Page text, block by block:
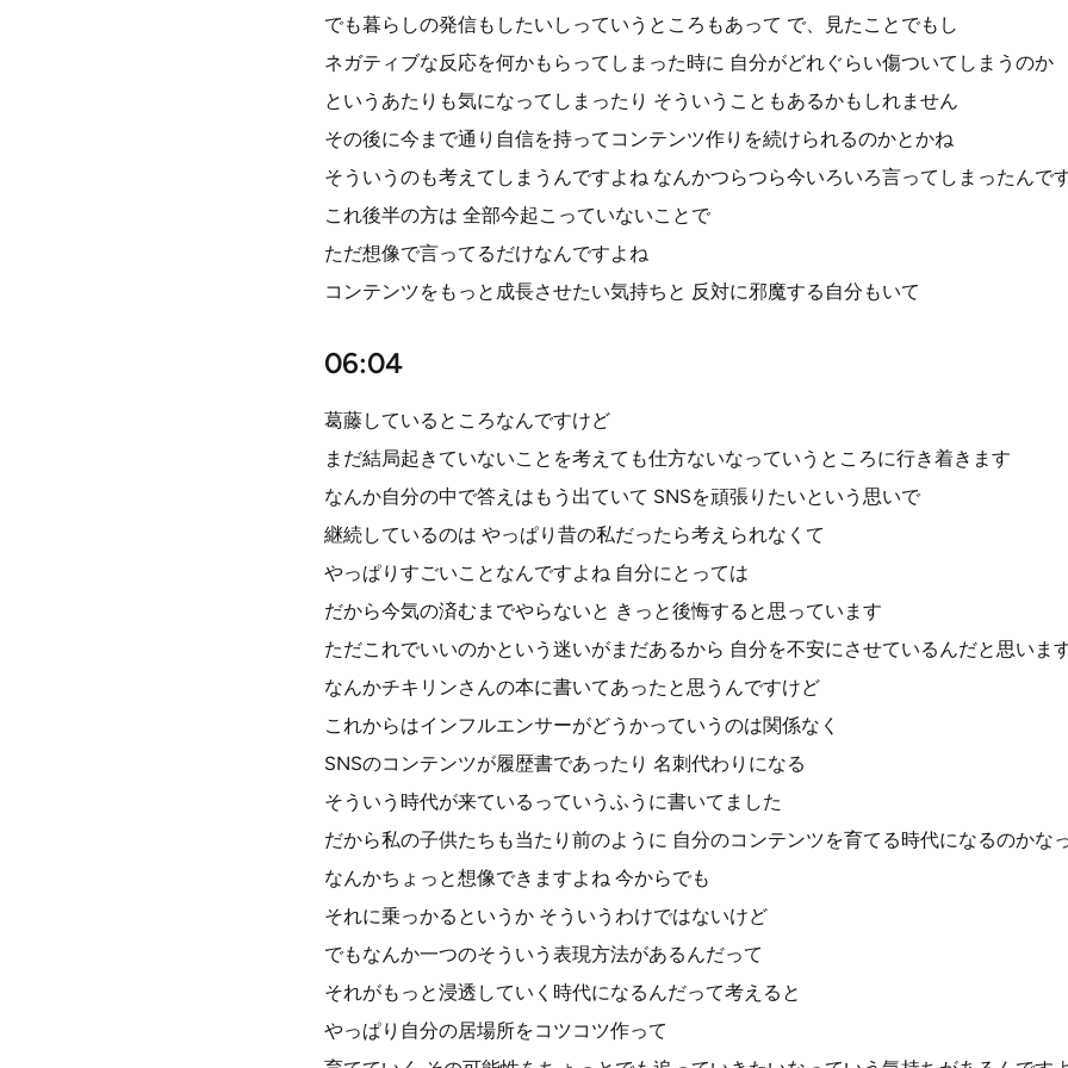
でも暮らしの発信もしたいしっていうところもあって で、見たことでもし
ネガティブな反応を何かもらってしまった時に 自分がどれぐらい傷ついてしまうのか
というあたりも気になってしまったり そういうこともあるかもしれません
その後に今まで通り自信を持ってコンテンツ作りを続けられるのかとかね
そういうのも考えてしまうんですよね なんかつらつら今いろいろ言ってしまったんで
これ後半の方は 全部今起こっていないことで
ただ想像で言ってるだけなんですよね
コンテンツをもっと成長させたい気持ちと 反対に邪魔する自分もいて
06:04
葛藤しているところなんですけど
まだ結局起きていないことを考えても仕方ないなっていうところに行き着きます
なんか自分の中で答えはもう出ていて SNSを頑張りたいという思いで
継続しているのは やっぱり昔の私だったら考えられなくて
やっぱりすごいことなんですよね 自分にとっては
だから今気の済むまでやらないと きっと後悔すると思っています
ただこれでいいのかという迷いがまだあるから 自分を不安にさせているんだと思いま
なんかチキリンさんの本に書いてあったと思うんですけど
これからはインフルエンサーがどうかっていうのは関係なく
SNSのコンテンツが履歴書であったり 名刺代わりになる
そういう時代が来ているっていうふうに書いてました
だから私の子供たちも当たり前のように 自分のコンテンツを育てる時代になるのかな
なんかちょっと想像できますよね 今からでも
それに乗っかるというか そういうわけではないけど
でもなんか一つのそういう表現方法があるんだって
それがもっと浸透していく時代になるんだって考えると
やっぱり自分の居場所をコツコツ作って